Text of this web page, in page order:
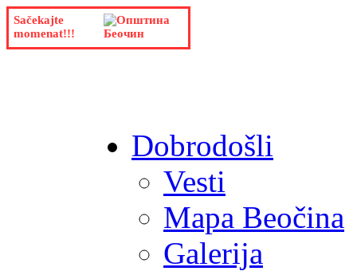
Sačekajte
momenat!!!
Dobrodošli
Vesti
Mapa Beočina
Galerija